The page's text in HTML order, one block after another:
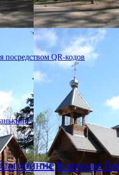
QR-кодов
Клинское